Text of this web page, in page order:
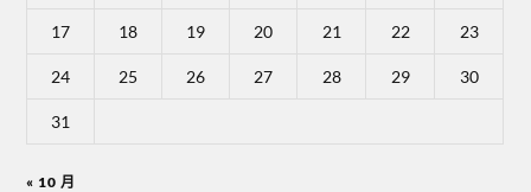
17 18 19 20 21 22 23
24 25 26 27 28 29 30
31
« 10 月